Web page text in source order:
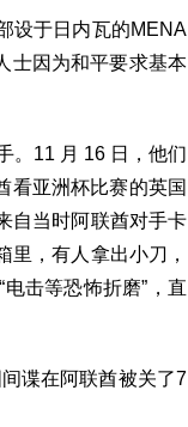
设于日内瓦的MENA
士因为和平要求基本
。11 月 16 日，他们
看亚洲杯比赛的英国
自当时阿联酋对手卡
，有人拿出小刀，
击等恐怖折磨”，直
谍在阿联酋被关了7